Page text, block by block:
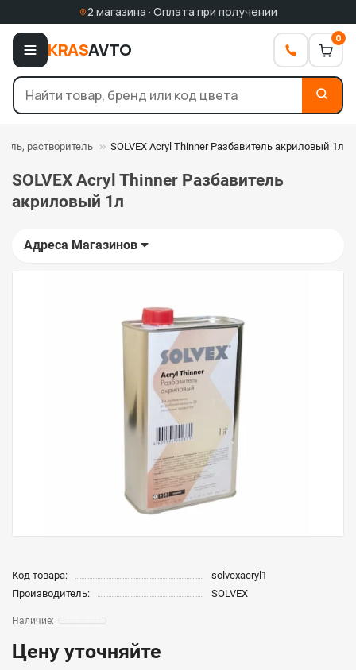
2 магазина · Оплата при получении
KRASAVTO
0
растворитель SOLVEX Acryl Thinner Разбавитель акриловый 1л
SOLVEX Acryl Thinner Разбавитель
акриловый 1л
Адреса Магазинов
Код товара:
solvexacryl1
Производитель:
SOLVEX
Цену уточняйте